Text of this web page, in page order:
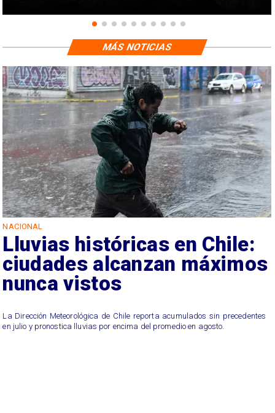
NACIONAL
Lluvias históricas en Chile:
ciudades alcanzan máximos
nunca vistos
La Dirección Meteorológica de Chile reporta acumulados sin precedentes
en julio y pronostica lluvias por encima del promedio en agosto.
MÁS NOTICIAS